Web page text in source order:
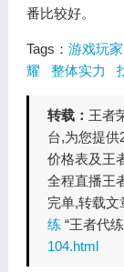
番比较好。
Tags： 游戏玩家
耀
整体实力
转载： 王者
台,为您提供
价格表及王
全程直播王
完单,转载文
练 “王者代练
104.html